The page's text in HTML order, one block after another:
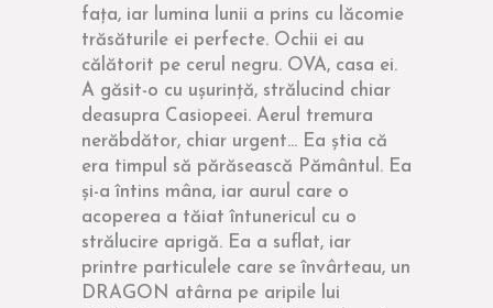
fața, iar lumina lunii a prins cu lăcomie
trăsăturile ei perfecte. Ochii ei au
călătorit pe cerul negru. OVA, casa ei.
A găsit-o cu ușurință, strălucind chiar
deasupra Casiopeei. Aerul tremura
nerăbdător, chiar urgent... Ea știa că
era timpul să părăsească Pământul. Ea
și-a întins mâna, iar aurul care o
acoperea a tăiat întunericul cu o
strălucire aprigă. Ea a suflat, iar
printre particulele care se învârteau, un
DRAGON atârna pe aripile lui